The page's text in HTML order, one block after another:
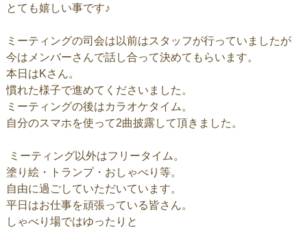
とても嬉しい事です♪
ミーティングの司会は以前はスタッフが行っていましたが
今はメンバーさんで話し合って決めてもらいます。
本日はKさん。
慣れた様子で進めてくださいました。
ミーティングの後はカラオケタイム。
自分のスマホを使って2曲披露して頂きました。
ミーティング以外はフリータイム。
塗り絵・トランプ・おしゃべり等。
自由に過ごしていただいています。
平日はお仕事を頑張っている皆さん。
しゃべり場ではゆったりと